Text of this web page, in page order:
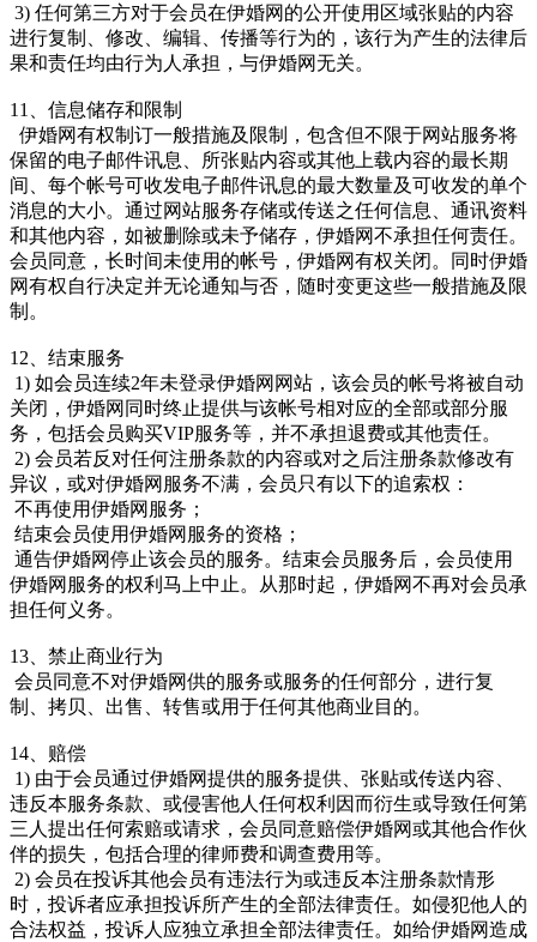
3) 任何第三方对于会员在伊婚网的公开使用区域张贴的内容
进行复制、修改、编辑、传播等行为的，该行为产生的法律后
果和责任均由行为人承担，与伊婚网无关。
11、信息储存和限制
伊婚网有权制订一般措施及限制，包含但不限于网站服务将
保留的电子邮件讯息、所张贴内容或其他上载内容的最长期
间、每个帐号可收发电子邮件讯息的最大数量及可收发的单个
消息的大小。通过网站服务存储或传送之任何信息、通讯资料
和其他内容，如被删除或未予储存，伊婚网不承担任何责任。
会员同意，长时间未使用的帐号，伊婚网有权关闭。同时伊婚
网有权自行决定并无论通知与否，随时变更这些一般措施及限
制。
12、结束服务
1) 如会员连续2年未登录伊婚网网站，该会员的帐号将被自动
关闭，伊婚网同时终止提供与该帐号相对应的全部或部分服
务，包括会员购买VIP服务等，并不承担退费或其他责任。
2) 会员若反对任何注册条款的内容或对之后注册条款修改有
异议，或对伊婚网服务不满，会员只有以下的追索权：
不再使用伊婚网服务；
结束会员使用伊婚网服务的资格；
通告伊婚网停止该会员的服务。结束会员服务后，会员使用
伊婚网服务的权利马上中止。从那时起，伊婚网不再对会员承
担任何义务。
13、禁止商业行为
会员同意不对伊婚网供的服务或服务的任何部分，进行复
制、拷贝、出售、转售或用于任何其他商业目的。
14、赔偿
1) 由于会员通过伊婚网提供的服务提供、张贴或传送内容、
违反本服务条款、或侵害他人任何权利因而衍生或导致任何第
三人提出任何索赔或请求，会员同意赔偿伊婚网或其他合作伙
伴的损失，包括合理的律师费和调查费用等。
2) 会员在投诉其他会员有违法行为或违反本注册条款情形
时，投诉者应承担投诉所产生的全部法律责任。如侵犯他人的
合法权益，投诉人应独立承担全部法律责任。如给伊婚网造成